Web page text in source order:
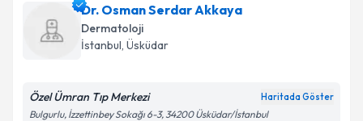
Takvim Talebini Gönder
Uzm. Dr. Umut Dalğıçiçin randevu takvimi talebi
oluşturun. Size bu uzmandan randevu almanız için bir
takvim hazırlandığında e-posta ile bilgilendireceğiz.
Dr. Osman Serdar Akkaya
Dermatoloji
İstanbul, Üsküdar
Özel Ümran Tıp Merkezi Haritada Göster
Bulgurlu, İzzettinbey Sokağı 6-3, 34200 Üsküdar/İstanbul